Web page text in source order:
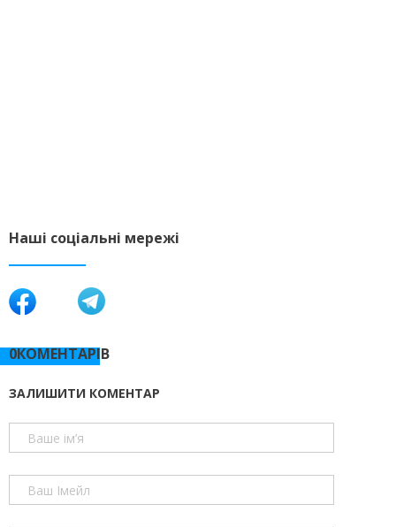
Наші соціальні мережі
0КОМЕНТАРІВ
ЗАЛИШИТИ КОМЕНТАР